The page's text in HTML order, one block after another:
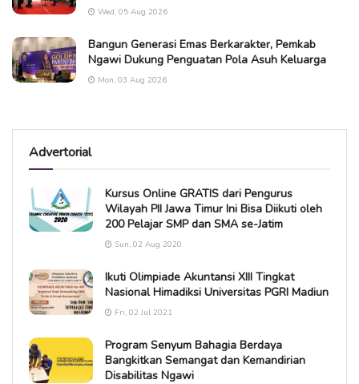
Wed, 05 Aug 2026
Bangun Generasi Emas Berkarakter, Pemkab
Ngawi Dukung Penguatan Pola Asuh Keluarga
Mon, 03 Aug 2026
Advertorial
Kursus Online GRATIS dari Pengurus
Wilayah PII Jawa Timur Ini Bisa Diikuti oleh
200 Pelajar SMP dan SMA se-Jatim
Sun, 02 Aug 2020
Ikuti Olimpiade Akuntansi XIII Tingkat
Nasional Himadiksi Universitas PGRI Madiun
Fri, 02 Jul 2021
Program Senyum Bahagia Berdaya
Bangkitkan Semangat dan Kemandirian
Disabilitas Ngawi